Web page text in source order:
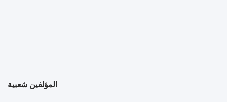
المؤلفين شعبية